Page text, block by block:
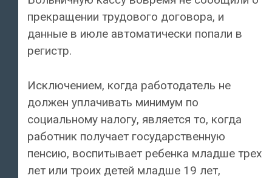
прекращении трудового договора, и
данные в июле автоматически попали в
регистр.
Исключением, когда работодатель не
должен уплачивать минимум по
социальному налогу, является то, когда
работник получает государственную
пенсию, воспитывает ребенка младше трех
лет или троих детей младше 19 лет,